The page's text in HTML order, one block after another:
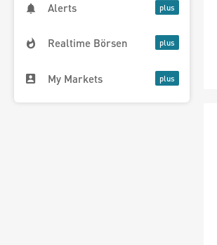
Alerts
Realtime Börsen
My Markets